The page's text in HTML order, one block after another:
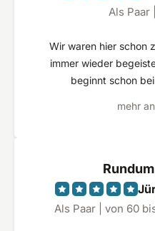
Als Paar
Wir waren hier schon
immer wieder
beginnt schon
des Wagens beim
fehlt es wirklich an
Haut, Wasser for free
Zimmerservice sucht
bonderen Schritt
mehr
Als Paar | von 60